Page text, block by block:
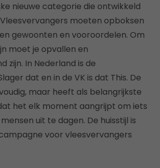
nieuwe categorie die ontwikkeld
moeten opboksen
gewoonten en vooroordelen. Om
moet je opvallen en
zijn. In Nederland is de
dat en in de VK is dat This. De
maar heeft als belangrijkste
het elk moment aangrijpt om iets
uit te dagen. De huisstijl is
voor vleesvervangers